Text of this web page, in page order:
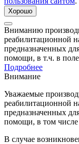
Хорошо
Вниманию
реабилитационной
предназначенных
помощи, в т.ч. в
Подробнее
Внимание
Уважаемые
реабилитационной
предназначенных
помощи, в том
В случае